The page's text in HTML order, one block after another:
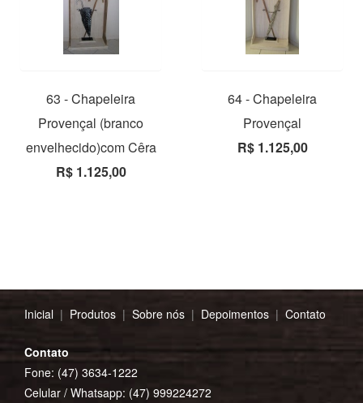
63 - Chapeleira
Provençal (branco
envelhecido)com Cêra
R$ 1.125,00
64 - Chapeleira
Provençal
R$ 1.125,00
Inicial | Produtos | Sobre nós | Depoimentos | Contato
Contato
Fone: (47) 3634-1222
Celular / Whatsapp: (47) 999224272